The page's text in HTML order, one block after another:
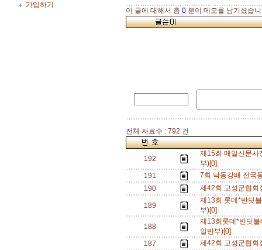
가입하기
이 글에 대해서 총 0 분이 메모를 남기셨습
전체 자료수 : 792 건
192
제15회 매일신문사
부)[0]
191
7회 낙동강배 전국
190
제42회 고성군협
189
제13회 롯데*반딧
부)[0]
188
제13회롯데*반딧
일반부)[0]
187
제42회 고성군협